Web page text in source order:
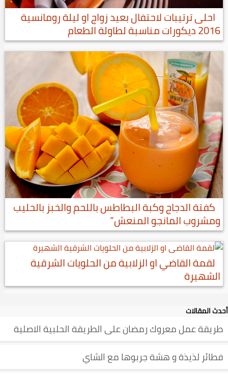
احلى ترتيبات لاحتفال بعيد زواج او ليلة رومانسية
2016 ديكورات مناسبة لطاولة الطعام
كفتة الدجاج وكبة البطاطس باللحم والخبز بالحليب
ومشروب المانجو المنعش”
لقمة القاضي او الزلابية من الحلويات الشرقية
الشهيرة
أحدث المقالات
طريقة عمل معروك رمضان على الطريقة الحلبية الاصلية
فطائر لذيذة و هشة جربوها مع الشاي